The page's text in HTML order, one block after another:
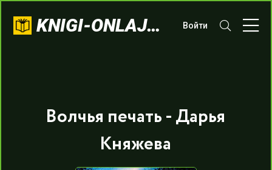
KNIGI-ONLAJN.COM Войти
Волчья печать - Дарья
Княжева